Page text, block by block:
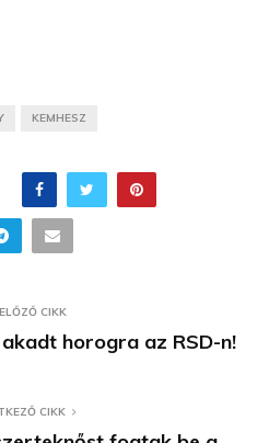
KEMHESZ
ELŐZŐ CIKK
horogra az RSD-n!
CIKK